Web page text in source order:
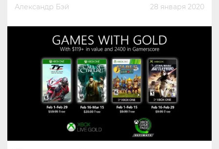
Александр Бэй 28 января 2020